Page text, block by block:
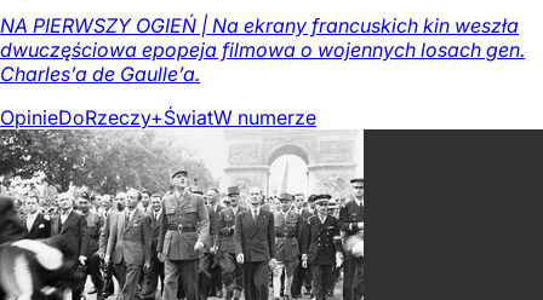
NA PIERWSZY OGIEŃ | Na ekrany francuskich kin weszła
dwuczęściowa epopeja filmowa o wojennych losach gen.
Charles’a de Gaulle’a.
OpinieDoRzeczy+ŚwiatW numerze